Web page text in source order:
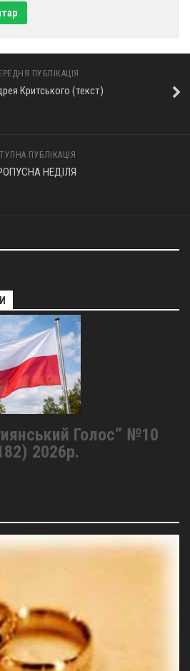
ПУБЛІКАЦІЯ
Критського (текст)
ПУБЛІКАЦІЯ
НЕДІЛЯ
Голос” №10
2026р.